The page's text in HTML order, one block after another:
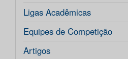
Ligas Acadêmicas
Equipes de Competição
Artigos